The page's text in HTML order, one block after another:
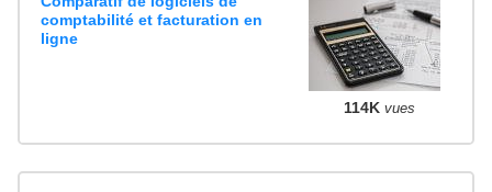
comptabilité et facturation en
ligne
114K vues